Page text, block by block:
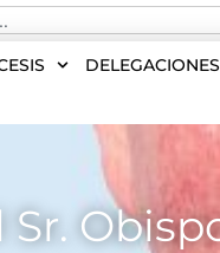
DELEGACIONES
Sr.